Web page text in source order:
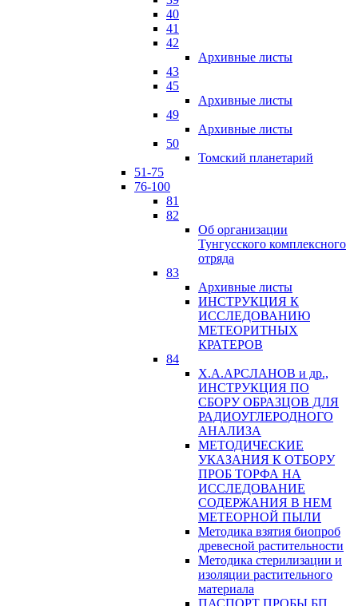
40
41
42
Архивные листы
43
45
Архивные листы
49
Архивные листы
50
Томский планетарий
51-75
76-100
81
82
Об организации
Тунгусского комплексного
отряда
83
Архивные листы
ИНСТРУКЦИЯ К
ИССЛЕДОВАНИЮ
МЕТЕОРИТНЫХ
КРАТЕРОВ
84
Х.А.АРСЛАНОВ и др.,
ИНСТРУКЦИЯ ПО
СБОРУ ОБРАЗЦОВ ДЛЯ
РАДИОУГЛЕРОДНОГО
АНАЛИЗА
МЕТОДИЧЕСКИЕ
УКАЗАНИЯ К ОТБОРУ
ПРОБ ТОРФА НА
ИССЛЕДОВАНИЕ
СОДЕРЖАНИЯ В НЕМ
МЕТЕОРНОЙ ПЫЛИ
Методика взятия биопроб
древесной растительности
Методика стерилизации и
изоляции растительного
материала
ПАСПОРТ ПРОБЫ БП